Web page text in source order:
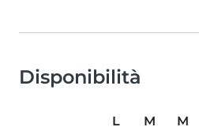
Disponibilità
L M M